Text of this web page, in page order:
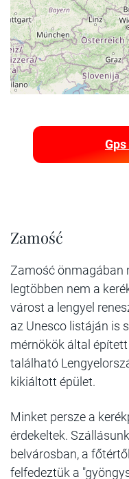
Zamość
Zamość önmagában
legtöbben nem a
várost a lengyel
az Unesco listáján is
mérnökök által
található
kikiáltott épület.
Minket persze a
érdekeltek.
belvárosban, a
felfedeztük a